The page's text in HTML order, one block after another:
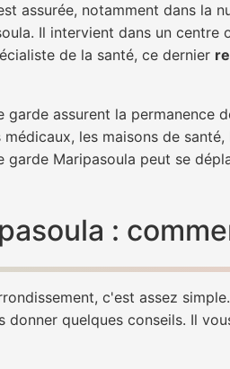
assurée, notamment dans la
Il intervient dans un
de la santé, ce dernier
assurent la permanence
les maisons de
Maripasoula peut se
:
c'est assez
quelques conseils. Il